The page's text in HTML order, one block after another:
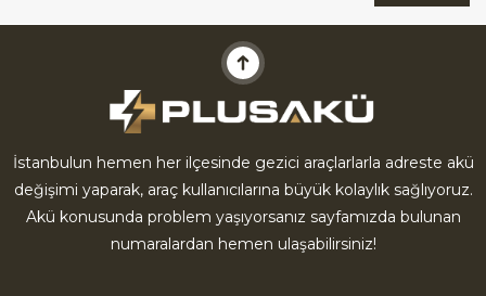
İstanbulun hemen her ilçesinde gezici araçlarlarla adreste akü
değişimi yaparak, araç kullanıcılarına büyük kolaylık sağlıyoruz.
Akü konusunda problem yaşıyorsanız sayfamızda bulunan
numaralardan hemen ulaşabilirsiniz!